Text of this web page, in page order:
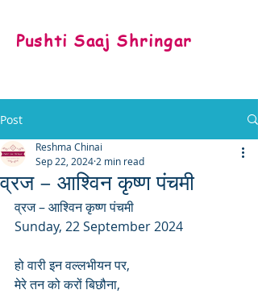
Pushti Saaj Shringar
Post
व्रज – आश्विन कृष्ण पंचमी
Reshma Chinai
Sep 22, 2024 2 min read
व्रज – आश्विन कृष्ण पंचमी
Sunday, 22 September 2024
हो वारी इन वल्लभीयन पर,
मेरे तन को करों बिछौना,